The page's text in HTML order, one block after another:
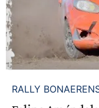
RALLY